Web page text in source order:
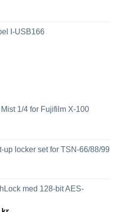
I-USB166
1/4 for Fujifilm X-100
up locker set for TSN-66/88/99
med 128-bit AES-